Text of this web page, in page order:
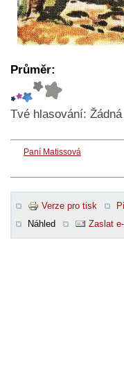
Průměr:
Tvé hlasování: Žádná
Paní Matissová
Verze pro tisk
Náhled
Zaslat